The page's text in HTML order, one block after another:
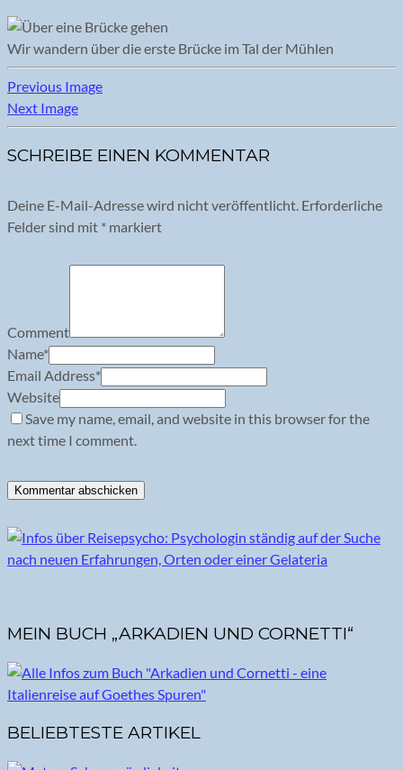
Wir wandern über die erste Brücke im Tal der Mühlen
Previous Image
Next Image
SCHREIBE EINEN KOMMENTAR
Deine E-Mail-Adresse wird nicht veröffentlicht. Erforderliche
Felder sind mit * markiert
Comment
Name*
Email Address*
Website
Save my name, email, and website in this browser for the
next time I comment.
MEIN BUCH „ARKADIEN UND CORNETTI“
BELIEBTESTE ARTIKEL